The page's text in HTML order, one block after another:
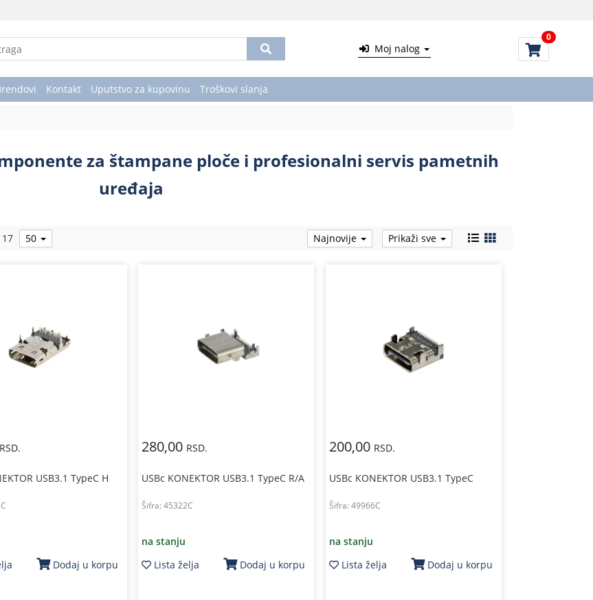
Moj nalog
0
Kontakt Uputstvo za kupovinu Troškovi slanja
za štampane ploče i profesionalni servis pametnih
uređaja
17 50 Najnovije Prikaži sve
RSD.
USB3.1 TypeC H
Dodaj u korpu
280,00 RSD.
USBc KONEKTOR USB3.1 TypeC R/A
Šifra:45322C
na stanju
Lista želja
Dodaj u korpu
200,00 RSD.
USBc KONEKTOR USB3.1 TypeC
Šifra: 49966C
na stanju
Lista želja
Dodaj u korpu